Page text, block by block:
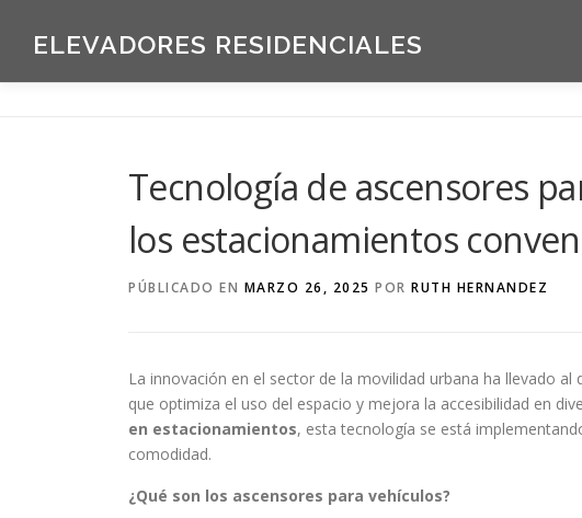
ELEVADORES RESIDENCIALES
Tecnología de ascensores
los estacionamientos
PÚBLICADO EN MARZO 26, 2025 POR RUTH HERNANDEZ
La innovación en el sector de la movilidad urbana ha llevado al
que optimiza el uso del espacio y mejora la accesibilidad en
en estacionamientos, esta tecnología se está
comodidad.
¿Qué son los ascensores para vehículos?